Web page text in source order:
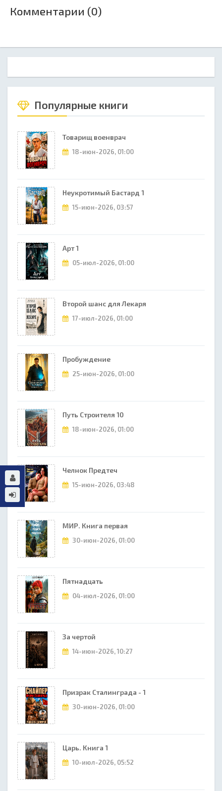
Комментарии (0)
Популярные книги
Товарищ военврач
18-июн-2026, 01:00
Неукротимый Бастард 1
15-июн-2026, 03:57
Арт 1
05-июл-2026, 01:00
Второй шанс для Лекаря
17-июл-2026, 01:00
Пробуждение
25-июн-2026, 01:00
Путь Строителя 10
18-июн-2026, 01:00
Челнок Предтеч
15-июн-2026, 03:48
МИР. Книга первая
30-июн-2026, 01:00
Пятнадцать
04-июл-2026, 01:00
За чертой
14-июн-2026, 10:27
Призрак Сталинграда - 1
30-июн-2026, 01:00
Царь. Книга 1
10-июл-2026, 05:52